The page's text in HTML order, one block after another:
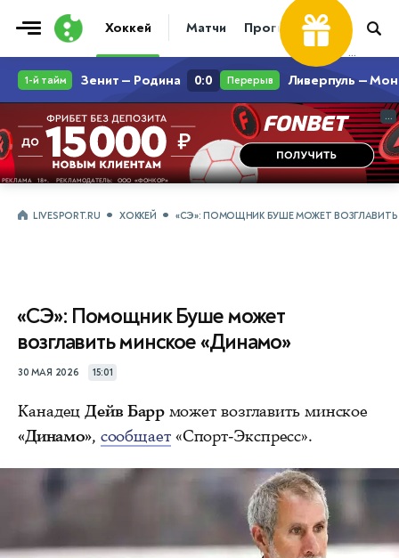
Хоккей Матчи Прогнозы
...
...
LIVESPORT.RU ХОККЕЙ «СЭ»: ПОМОЩНИК БУШЕ МОЖЕТ
«СЭ»: Помощник Буше может
возглавить минское «Динамо»
30 МАЯ 2026 15:01
КанадецДейв Баррможет возглавить минское
«Динамо», сообщает«Спорт-Экспресс».